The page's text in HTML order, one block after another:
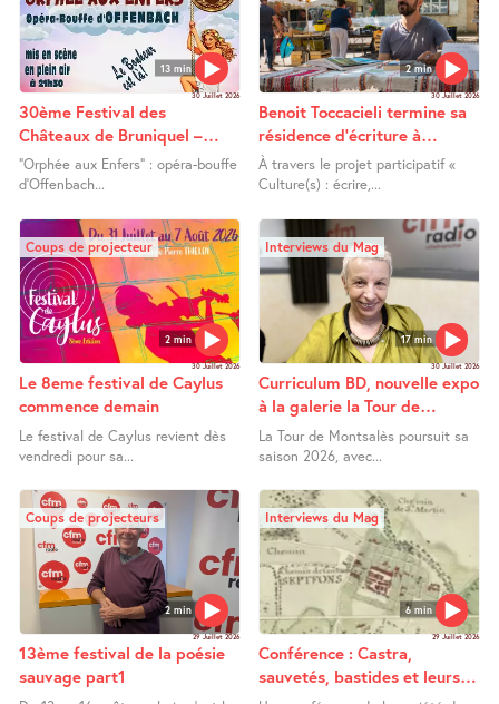
13 min
30 Juillet 2026
30ème Festival des
Châteaux de Bruniquel –
Orphée aux Enfers
"Orphée aux Enfers" : opéra-bouffe
d’Offenbach...
2 min
30 Juillet 2026
Benoit Toccacieli termine sa
résidence d’écriture à
Lafrançaise
À travers le projet participatif «
Culture(s) : écrire,...
2 min
Coups de projecteur
30 Juillet 2026
Le 8eme festival de Caylus
commence demain
Le festival de Caylus revient dès
vendredi pour sa...
17 min
Interviews du Mag
30 Juillet 2026
Curriculum BD, nouvelle expo
à la galerie la Tour de
Montsalès
La Tour de Montsalès poursuit sa
saison 2026, avec...
2 min
Coups de projecteurs
29 Juillet 2026
13ème festival de la poésie
sauvage part1
6 min
Interviews du Mag
29 Juillet 2026
Conférence : Castra,
sauvetés, bastides et leurs